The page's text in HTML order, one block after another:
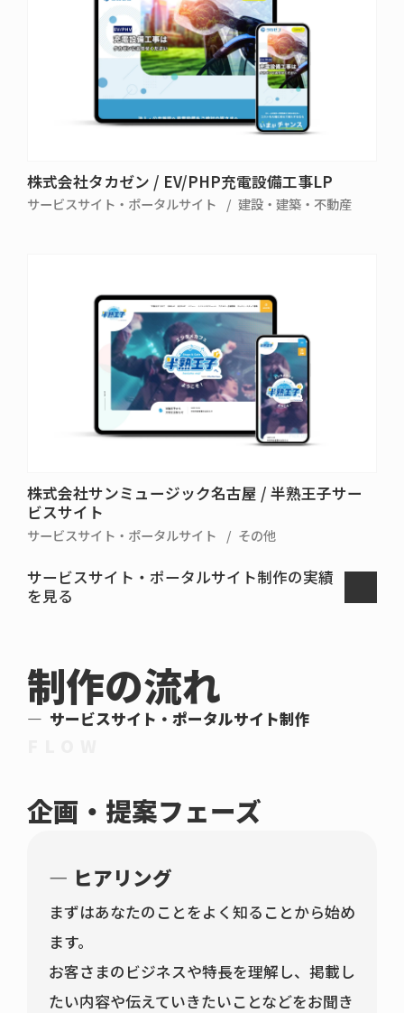
株式会社タカゼン / EV/PHP充電設備工事LP
サービスサイト・ポータルサイト 建設・建築・不動産
株式会社サンミュージック名古屋 / 半熟王子サー
ビスサイト
サービスサイト・ポータルサイト その他
サービスサイト・ポータルサイト制作の実績
を見る
制作の流れ
サービスサイト・ポータルサイト制作
企画・提案フェーズ
ヒアリング
まずはあなたのことをよく知ることから始め
ます。
お客さまのビジネスや特長を理解し、掲載し
たい内容や伝えていきたいことなどをお聞き